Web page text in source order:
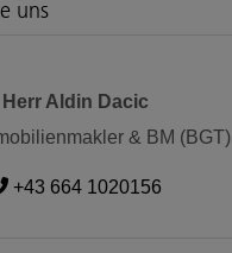
uns
Herr Aldin Dacic
& BM (BGT)
+43 664 1020156